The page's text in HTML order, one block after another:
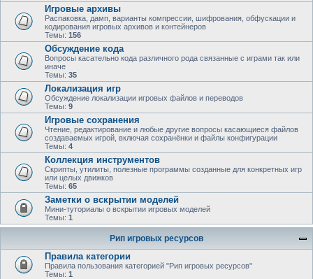
Игровые архивы
Распаковка, дамп, варианты компрессии, шифрования, обфускации и
кодирования игровых архивов и контейнеров
Темы: 156
Обсуждение кода
Вопросы касательно кода различного рода связанные с играми так или
иначе
Темы: 35
Локализация игр
Обсуждение локализации игровых файлов и переводов
Темы: 9
Игровые сохранения
Чтение, редактирование и любые другие вопросы касающиеся файлов
создаваемых игрой, включая сохранёнки и файлы конфигурации
Темы: 4
Коллекция инструментов
Скрипты, утилиты, полезные программы созданные для конкретных игр
или целых движков
Темы: 65
Заметки о вскрытии моделей
Мини-туториалы о вскрытии игровых моделей
Темы: 1
Рип игровых ресурсов
Правила категории
Правила пользования категорией "Рип игровых ресурсов"
Темы: 1